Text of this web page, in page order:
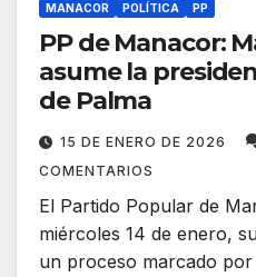
MANACOR POLÍTICA PP
PP de Manacor:
asume la
de Palma
15 DE ENERO DE 2026
COMENTARIOS
El Partido Popular de
miércoles 14 de enero,
un proceso marcado